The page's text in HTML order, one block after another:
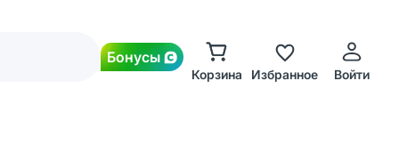
Бонусы
Корзина Избранное Войти